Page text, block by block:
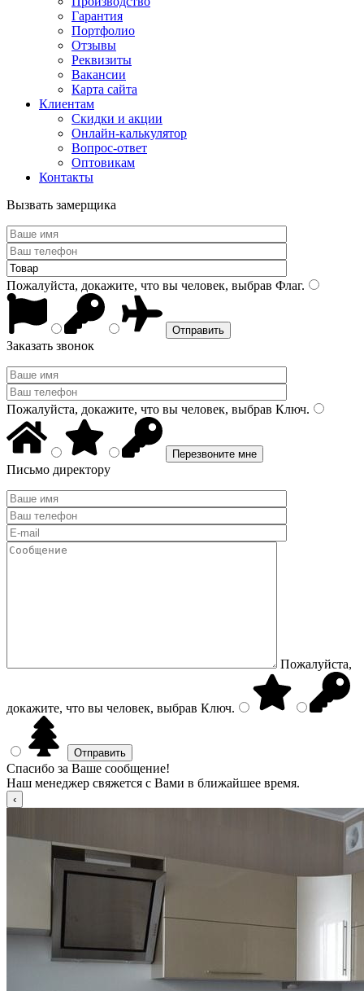
Гарантия
Портфолио
Отзывы
Реквизиты
Вакансии
Карта сайта
Клиентам
Скидки и акции
Онлайн-калькулятор
Вопрос-ответ
Оптовикам
Контакты
Вызвать замерщика
Пожалуйста, докажите, что вы человек, выбрав Флаг.
Заказать звонок
Пожалуйста, докажите, что вы человек, выбрав Ключ.
Письмо директору
Пожалуйста,
докажите, что вы человек, выбрав Ключ.
Спасибо за Ваше сообщение!
Наш менеджер свяжется с Вами в ближайшее время.